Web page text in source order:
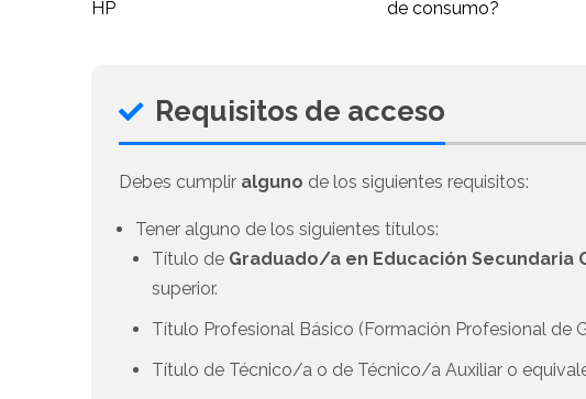
HP
de consumo?
Requisitos de acceso
Debes cumplir alguno de los siguientes requisitos:
Tener alguno de los siguientes títulos:
Título de Graduado/a en Educación Secundaria
superior.
Título Profesional Básico (Formación Profesional de
Título de Técnico/a o de Técnico/a Auxiliar o